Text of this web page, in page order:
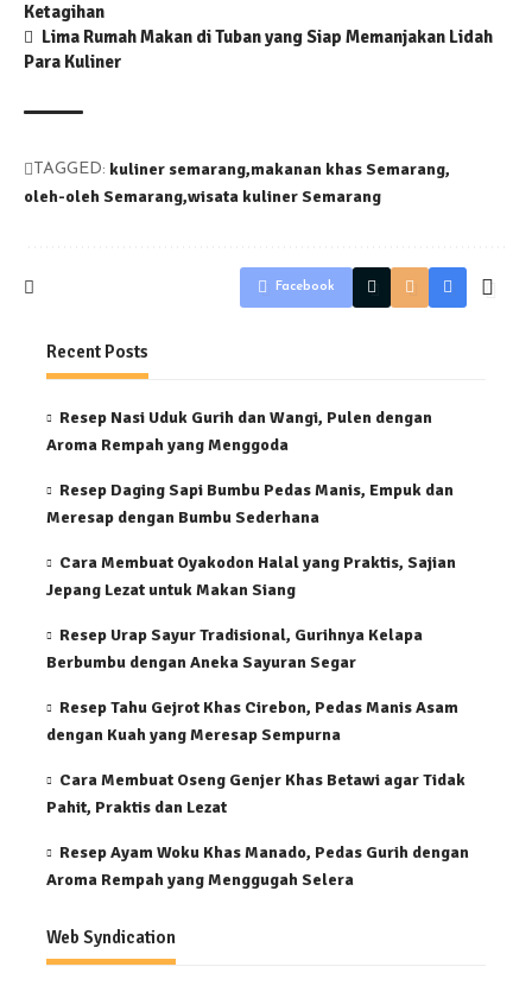
Ketagihan
Lima Rumah Makan di Tuban yang Siap Memanjakan Lidah
Para Kuliner
TAGGED: kuliner semarang makanan khas Semarang
oleh-oleh Semarang wisata kuliner Semarang
Facebook
Recent Posts
Resep Nasi Uduk Gurih dan Wangi, Pulen dengan
Aroma Rempah yang Menggoda
Resep Daging Sapi Bumbu Pedas Manis, Empuk dan
Meresap dengan Bumbu Sederhana
Cara Membuat Oyakodon Halal yang Praktis, Sajian
Jepang Lezat untuk Makan Siang
Resep Urap Sayur Tradisional, Gurihnya Kelapa
Berbumbu dengan Aneka Sayuran Segar
Resep Tahu Gejrot Khas Cirebon, Pedas Manis Asam
dengan Kuah yang Meresap Sempurna
Cara Membuat Oseng Genjer Khas Betawi agar Tidak
Pahit, Praktis dan Lezat
Resep Ayam Woku Khas Manado, Pedas Gurih dengan
Aroma Rempah yang Menggugah Selera
Web Syndication